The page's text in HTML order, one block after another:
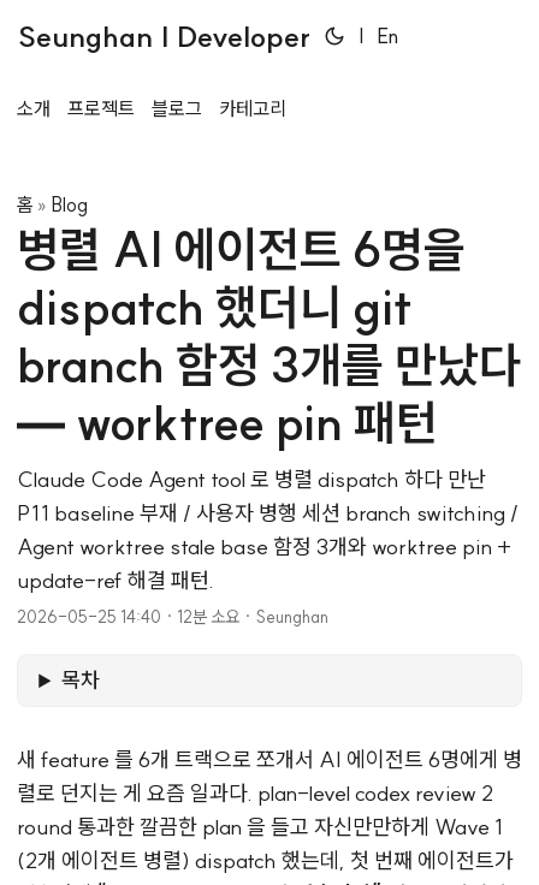
Seunghan | Developer | En
소개 프로젝트 블로그 카테고리
홈 » Blog
병렬 AI 에이전트 6명을
dispatch 했더니 git
branch 함정 3개를 만났다
— worktree pin 패턴
Claude Code Agent tool 로 병렬 dispatch 하다 만난
P11 baseline 부재 / 사용자 병행 세션 branch switching /
Agent worktree stale base 함정 3개와 worktree pin +
update-ref 해결 패턴.
2026-05-25 14:40 · 12분 소요 · Seunghan
목차
새 feature 를 6개 트랙으로 쪼개서 AI 에이전트 6명에게 병
렬로 던지는 게 요즘 일과다. plan-level codex review 2
round 통과한 깔끔한 plan 을 들고 자신만만하게 Wave 1
(2개 에이전트 병렬) dispatch 했는데, 첫 번째 에이전트가